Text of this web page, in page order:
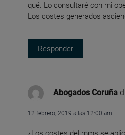
qué. Lo consultaré con mi
Los costes generados
Responder
Abogados Coruña
12 febrero, 2019 a las 12:00 am